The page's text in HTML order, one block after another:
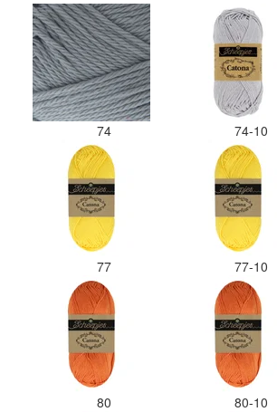
74 74-10
77 77-10
80 80-10